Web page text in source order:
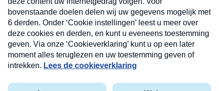
Privacyverklaring
Cookieverklaring
Nieuwsbrief
Neem hier een gratis abonnement op onze
nieuwsbrief. Elke vrijdag- en dinsdagochtend in uw